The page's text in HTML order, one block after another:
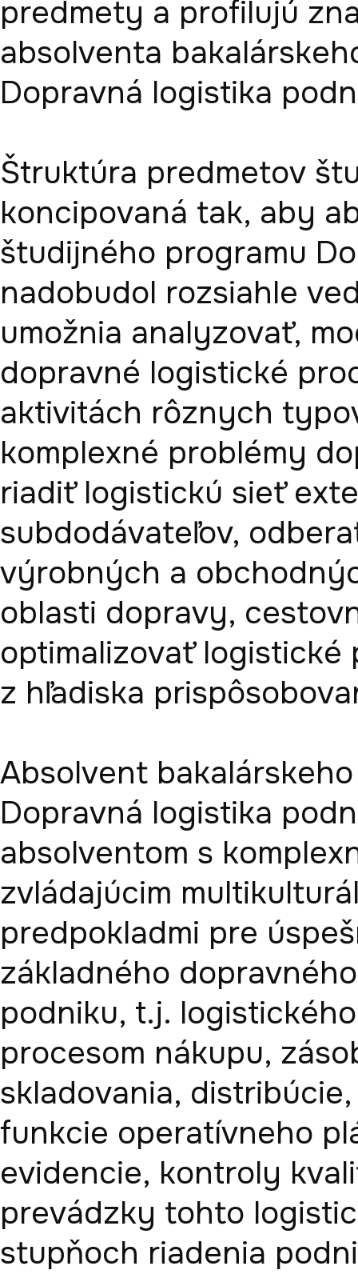
predmety a profilujú
absolventa
Dopravná logistika
Štruktúra predmetov
koncipovaná tak, aby
študijného programu
nadobudol rozsiahle
umožnia analyzovať,
dopravné logistické
aktivitách rôznych
komplexné problémy
riadiť logistickú sieť
subdodávateľov,
výrobných a
oblasti dopravy,
optimalizovať
z hľadiska
Absolvent
Dopravná logistika
absolventom s
zvládajúcim
predpokladmi pre
základného
podniku, t.j.
procesom nákupu,
skladovania,
funkcie operatívneho
evidencie, kontroly
prevádzky tohto
stupňoch riadenia